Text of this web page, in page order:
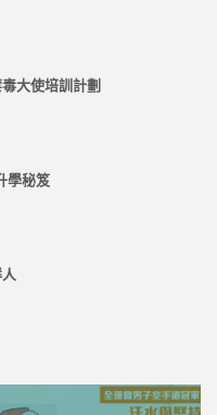
大使培訓計劃
學秘笈
人